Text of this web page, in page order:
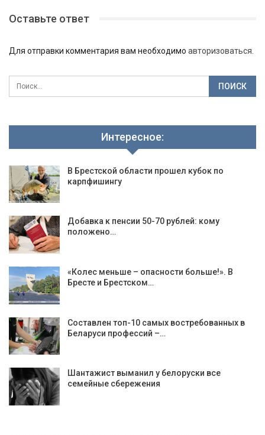
Оставьте ответ
Для отправки комментария вам необходимо авторизоваться
Интересное:
В Брестской области прошел кубок по
карпфишингу
Добавка к пенсии 50-70 рублей: кому
положено…
«Колес меньше – опасности больше!». В
Бресте и Брестском…
Составлен топ-10 самых востребованных в
Беларуси профессий –…
Шантажист выманил у белоруски все
семейные сбережения